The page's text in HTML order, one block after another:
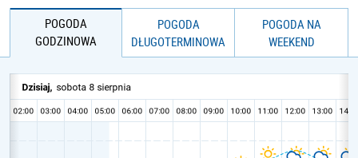
POGODA
GODZINOWA
POGODA
DŁUGOTERMINOWA
POGODA NA
WEEKEND